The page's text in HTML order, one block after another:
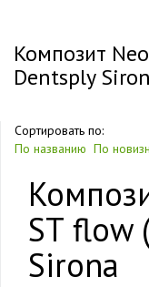
Композит
Dentsply
Сортировать по:
По названию По
ST flow
Sirona